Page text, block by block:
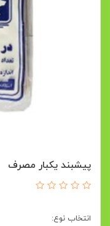
پیشبند یکبار مصرف
انتخاب نوع: